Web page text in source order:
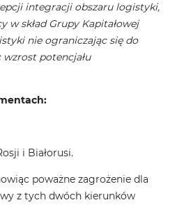
integracji obszaru logistyki,
skład Grupy Kapitałowej
nie ograniczając się do
potencjału
i Białorusi.
poważne zagrożenie dla
z tych dwóch kierunków